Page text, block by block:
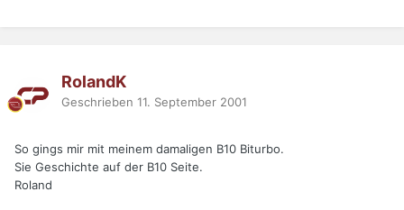
RolandK
Geschrieben 11. September 2001
So gings mir mit meinem damaligen B10 Biturbo.
Sie Geschichte auf der B10 Seite.
Roland